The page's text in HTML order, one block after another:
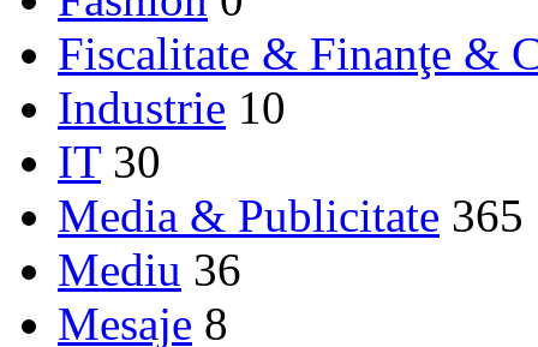
Fiscalitate & Finanţe &
Industrie 10
IT 30
Media & Publicitate 365
Mediu 36
Mesaje 8